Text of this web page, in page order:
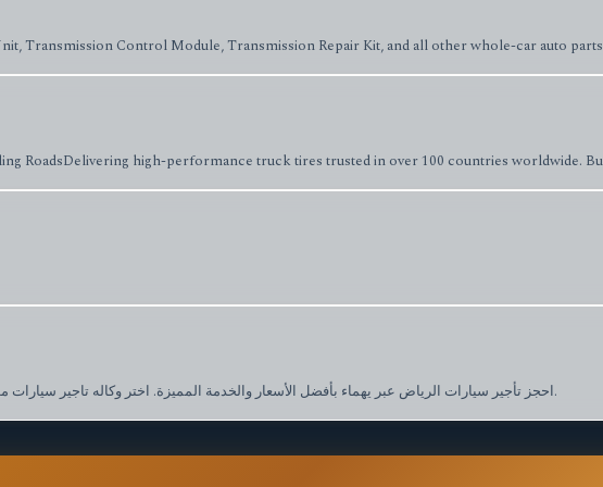
Transmission Control Module, Transmission Repair Kit, and all other whole-car auto
RoadsDelivering high-performance truck tires trusted in over 100 countries worldwide.
احجز تأجير سيارات الرياض عبر يهماء بأفضل الأسعار والخدمة المميزة. اختر وكاله تاجير سيارات موثوقة تضمن راحتك وأمان رحلتك بسهولة وسرعة.